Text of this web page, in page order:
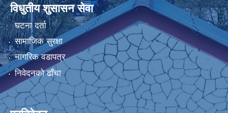
विधुतीय शुसासन सेवा
घटना दर्ता
सामाजिक सुरक्षा
नागरिक वडापत्र
निवेदनको ढाँचा